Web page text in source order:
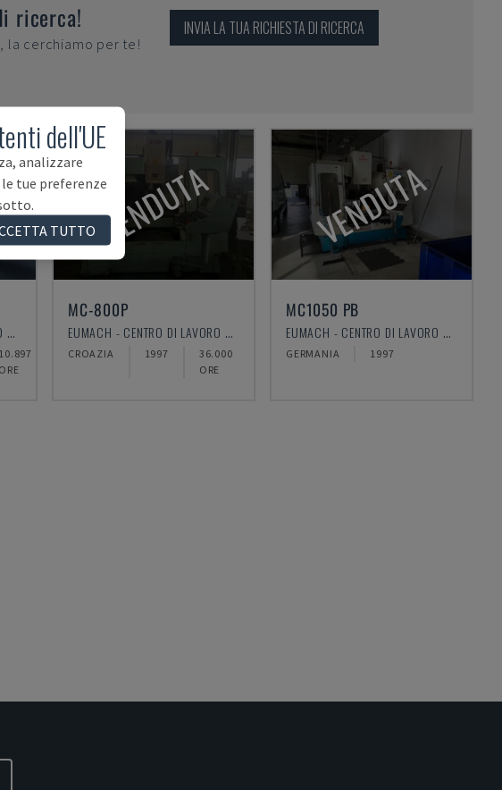
ricerca!
la cerchiamo per te!
INVIA LA TUA RICHIESTA DI RICERCA
EUMACH - CENTRO DI LAVORO VERTICALE
10.897
ORE
VENDUTA
MC-800P
EUMACH - CENTRO DI LAVORO VERTICALE
CROAZIA 1997
36.000
ORE
VENDUTA
MC1050 PB
EUMACH - CENTRO DI LAVORO VERTICALE
GERMANIA 1997
dell'UE
analizzare
tue preferenze
TUTTO